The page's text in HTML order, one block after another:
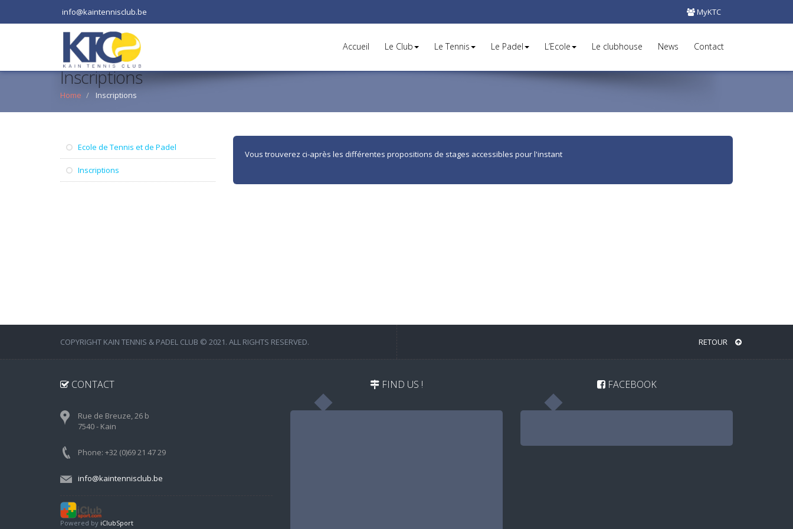
info@kaintennisclub.be MyKTC
Accueil Le Club Le Tennis Le Padel L’Ecole Le clubhouse News Contact
Inscriptions
Home Inscriptions
Ecole de Tennis et de Padel
Inscriptions
Vous trouverez ci-après les différentes propositions de stages accessibles pour l'instant
COPYRIGHT KAIN TENNIS & PADEL CLUB © 2021. ALL RIGHTS RESERVED. RETOUR
CONTACT
Rue de Breuze, 26 b
7540 - Kain
Phone: +32 (0)69 21 47 29
info@kaintennisclub.be
Powered by iClubSport
FIND US ! FACEBOOK